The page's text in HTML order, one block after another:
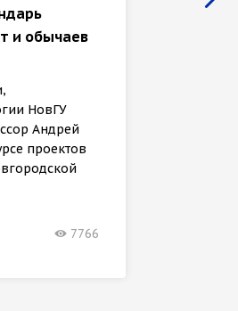
и обычаев
НовГУ
Андрей
проектов
7766